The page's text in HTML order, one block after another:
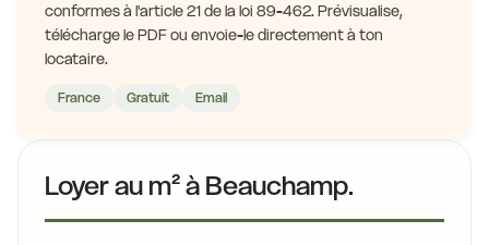
conformes à l'article 21 de la loi 89-462. Prévisualise,
télécharge le PDF ou envoie-le directement à ton
locataire.
France Gratuit Email
Loyer au m² à Beauchamp.